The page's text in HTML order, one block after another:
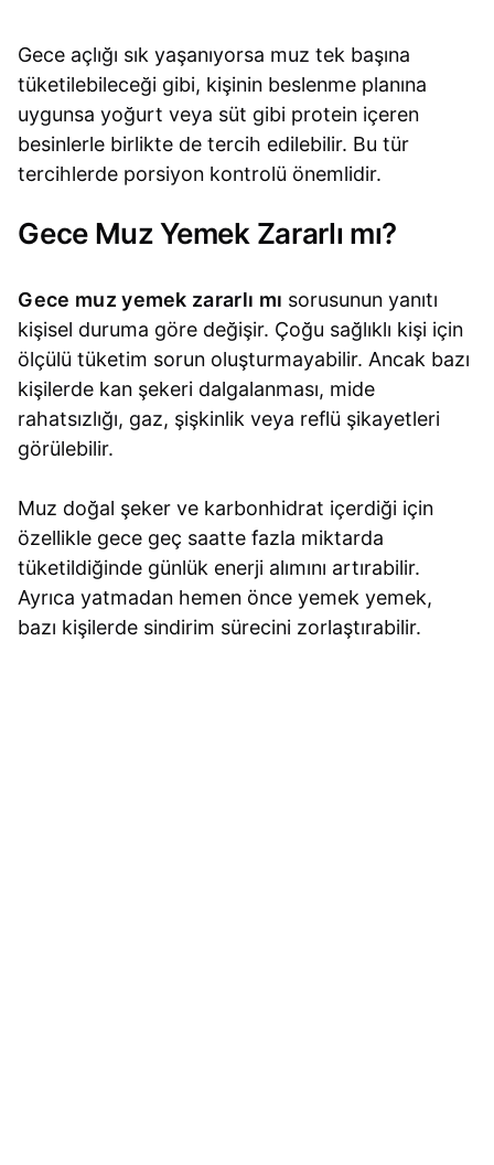
Gece açlığı sık yaşanıyorsa muz tek başına
tüketilebileceği gibi, kişinin beslenme planına
uygunsa yoğurt veya süt gibi protein içeren
besinlerle birlikte de tercih edilebilir. Bu tür
tercihlerde porsiyon kontrolü önemlidir.
Gece Muz Yemek Zararlı mı?
Gece muz yemek zararlı mı sorusunun yanıtı
kişisel duruma göre değişir. Çoğu sağlıklı kişi için
ölçülü tüketim sorun oluşturmayabilir. Ancak bazı
kişilerde kan şekeri dalgalanması, mide
rahatsızlığı, gaz, şişkinlik veya reflü şikayetleri
görülebilir.
Muz doğal şeker ve karbonhidrat içerdiği için
özellikle gece geç saatte fazla miktarda
tüketildiğinde günlük enerji alımını artırabilir.
Ayrıca yatmadan hemen önce yemek yemek,
bazı kişilerde sindirim sürecini zorlaştırabilir.